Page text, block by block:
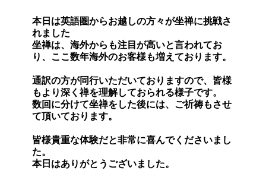
本日は英語圏からお越しの方々が坐禅に挑戦さ
れました
坐禅は、海外からも注目が高いと言われてお
り、ここ数年海外のお客様も増えております。
通訳の方が同行いただいておりますので、皆様
もより深く禅を理解しておられる様子です。
数回に分けて坐禅をした後には、ご祈祷もさせ
て頂いております。
皆様貴重な体験だと非常に喜んでくださいまし
た。
本日はありがとうございました。